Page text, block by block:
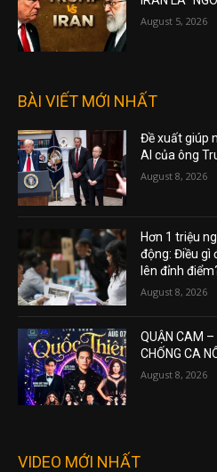
August 5, 2026
BÀI VIẾT MỚI NHẤT
Đề xuất giúp
AI của ông
August 8, 2026
Hơn 1 triệu
động: Điều gì
lên đỉnh
August 8, 2026
QUẬN CAM –
CHỐNG CA
August 8, 2026
VIDEO MỚI NHẤT